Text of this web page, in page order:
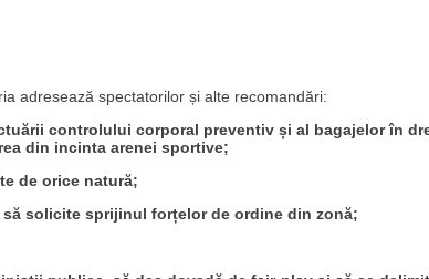
adresează spectatorilor și alte recomandări:
controlului corporal preventiv și al bagajelor în
din incinta arenei sportive;
de orice natură;
solicite sprijinul forțelor de ordine din zonă;